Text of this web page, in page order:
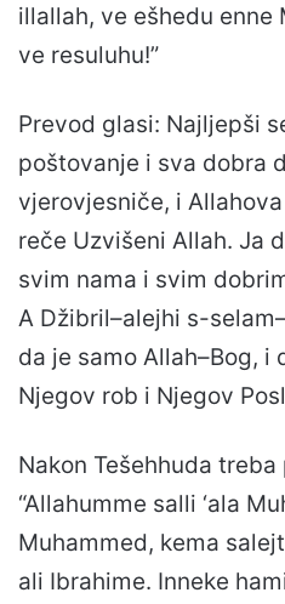
illallah, ve ešhedu enne
ve resuluhu!”
Prevod glasi: Najljepši
poštovanje i sva dobra
vjerovjesniče, i
reče Uzvišeni Allah. Ja
svim nama i svim
A Džibril–alejhi s-
da je samo Allah–Bog, i
Njegov rob i Njegov
Nakon Tešehhuda
“Allahumme salli ‘ala
Muhammed, kema
ali Ibrahime. Inneke